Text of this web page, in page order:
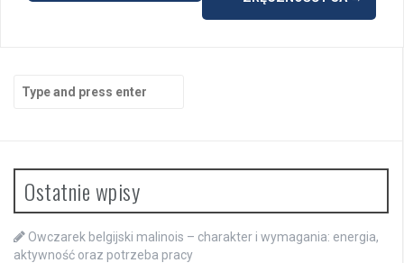
for:
Ostatnie wpisy
Owczarek belgijski malinois – charakter i wymagania: energia,
aktywność oraz potrzeba pracy